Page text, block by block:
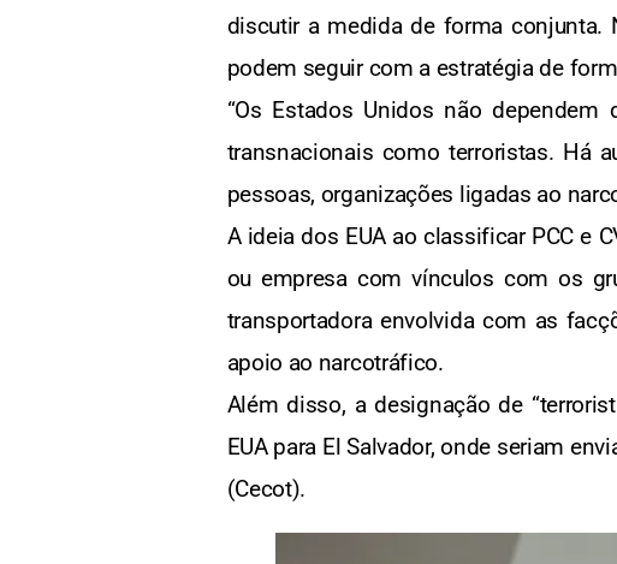
discutir a medida de forma conjunta.
podem seguir com a estratégia de
“Os Estados Unidos não
transnacionais como terroristas. Há
pessoas, organizações ligadas ao
A ideia dos EUA ao classificar PCC e
ou empresa com vínculos com os
transportadora envolvida com as
apoio ao narcotráfico.
Além disso, a designação de
EUA para El Salvador, onde seriam
(Cecot).